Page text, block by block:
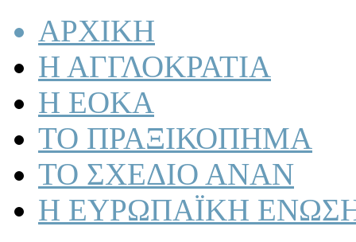
ΑΡΧΙΚΗ
Η ΑΓΓΛΟΚΡΑΤΙΑ
Η ΕΟΚΑ
ΤΟ ΠΡΑΞΙΚΟΠΗΜΑ
ΤΟ ΣΧΕΔΙΟ ΑΝΑΝ
Η ΕΥΡΩΠΑΪΚΗ